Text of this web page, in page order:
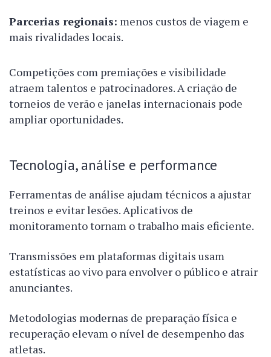
Parcerias regionais: menos custos de viagem e
mais rivalidades locais.
Competições com premiações e visibilidade
atraem talentos e patrocinadores. A criação de
torneios de verão e janelas internacionais pode
ampliar oportunidades.
Tecnologia, análise e performance
Ferramentas de análise ajudam técnicos a ajustar
treinos e evitar lesões. Aplicativos de
monitoramento tornam o trabalho mais eficiente.
Transmissões em plataformas digitais usam
estatísticas ao vivo para envolver o público e atrair
anunciantes.
Metodologias modernas de preparação física e
recuperação elevam o nível de desempenho das
atletas.